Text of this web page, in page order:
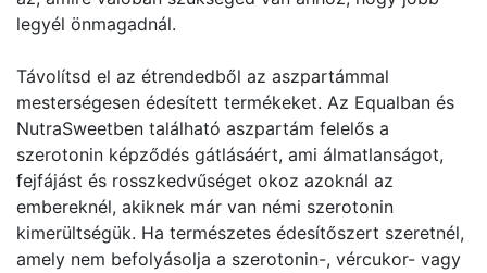
legyél önmagadnál.
Távolítsd el az étrendedből az aszpartámmal
mesterségesen édesített termékeket. Az Equalban és
NutraSweetben található aszpartám felelős a
szerotonin képződés gátlásáért, ami álmatlanságot,
fejfájást és rosszkedvűséget okoz azoknál az
embereknél, akiknek már van némi szerotonin
kimerültségük. Ha természetes édesítőszert szeretnél,
amely nem befolyásolja a szerotonin-, vércukor- vagy